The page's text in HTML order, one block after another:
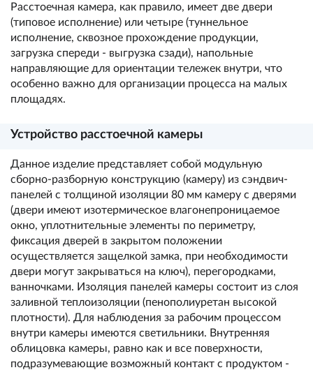
Расстоечная камера, как правило, имеет две двери
(типовое исполнение) или четыре (туннельное
исполнение, сквозное прохождение продукции,
загрузка спереди - выгрузка сзади), напольные
направляющие для ориентации тележек внутри, что
особенно важно для организации процесса на малых
площадях.
Устройство расстоечной камеры
Данное изделие представляет собой модульную
сборно-разборную конструкцию (камеру) из сэндвич-
панелей с толщиной изоляции 80 мм камеру с дверями
(двери имеют изотермическое влагонепроницаемое
окно, уплотнительные элементы по периметру,
фиксация дверей в закрытом положении
осуществляется защелкой замка, при необходимости
двери могут закрываться на ключ), перегородками,
ванночками. Изоляция панелей камеры состоит из слоя
заливной теплоизоляции (пенополиуретан высокой
плотности). Для наблюдения за рабочим процессом
внутри камеры имеются светильники. Внутренняя
облицовка камеры, равно как и все поверхности,
подразумевающие возможный контакт с продуктом -